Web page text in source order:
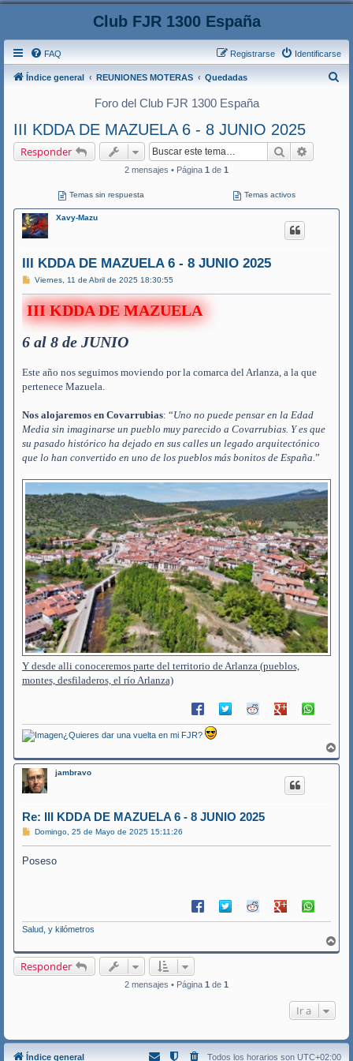
Club FJR 1300 España
FAQ Identificarse
Registrarse
Índice general REUNIONES MOTERAS Quedadas
Foro del Club FJR 1300 España
III KDDA DE MAZUELA 6 - 8 JUNIO 2025
Responder Buscar
2 mensajes • Página 1 de 1
Temas sin respuesta Temas activos
Xavy-Mazu
III KDDA DE MAZUELA 6 - 8 JUNIO 2025
M
n
s
a
j
Viernes, 11 de Abril de 2025 18:30:55
III KDDA DE MAZUELA
6 al 8 de JUNIO
Este año nos seguimos moviendo por la comarca del Arlanza, a la que
pertenece Mazuela.
Nos alojaremos en Covarrubias: “Uno no puede pensar en la Edad
Media sin imaginarse un pueblo muy parecido a Covarrubias. Y es que
su pasado histórico ha dejado en sus calles un legado arquitectónico
que lo han convertido en uno de los pueblos más bonitos de España.”
Y desde alli conoceremos parte del territorio de Arlanza (pueblos,
montes, desfiladeros, el río Arlanza)
¿Quieres dar una vuelta en mi FJR?
r
r
jambravo
Re: III KDDA DE MAZUELA 6 - 8 JUNIO 2025
M
s
Domingo, 25 de Mayo de 2025 15:11:26
Poseso
Salud, y kilómetros
r
Responder
2 mensajes • Página 1 de 1
Ir a
Índice general Todos los horarios son UTC+02:00